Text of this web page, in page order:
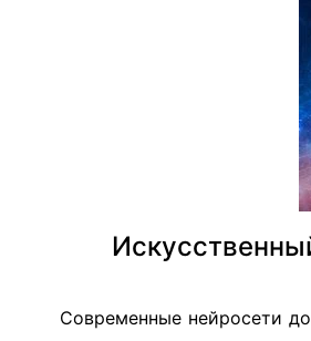
Современные нейросети